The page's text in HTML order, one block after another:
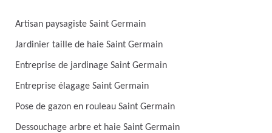
Artisan paysagiste Saint Germain
Jardinier taille de haie Saint Germain
Entreprise de jardinage Saint Germain
Entreprise élagage Saint Germain
Pose de gazon en rouleau Saint Germain
Dessouchage arbre et haie Saint Germain